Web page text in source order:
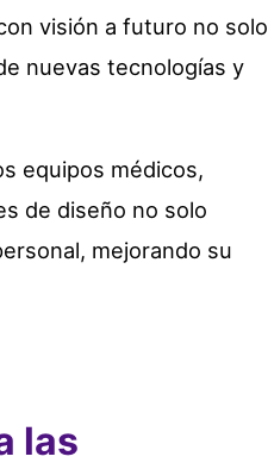
visión a futuro no solo
nuevas tecnologías y
equipos médicos,
de diseño no solo
mejorando su
las